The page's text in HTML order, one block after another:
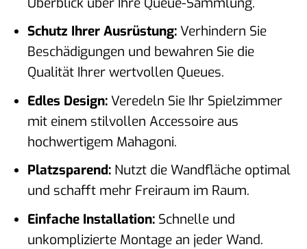
Schutz Ihrer Ausrüstung:Verhindern Sie
Beschädigungen und bewahren Sie die
Qualität Ihrer wertvollen Queues.
Edles Design:Veredeln Sie Ihr Spielzimmer
mit einem stilvollen Accessoire aus
hochwertigem Mahagoni.
Platzsparend:Nutzt die Wandfläche optimal
und schafft mehr Freiraum im Raum.
Einfache Installation:Schnelle und
unkomplizierte Montage an jeder Wand.